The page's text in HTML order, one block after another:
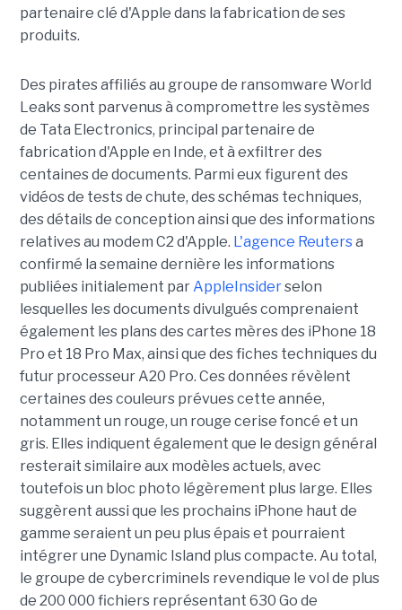
partenaire clé d'Apple dans la fabrication de ses
produits.
Des pirates affiliés au groupe de ransomware World
Leaks sont parvenus à compromettre les systèmes
de Tata Electronics, principal partenaire de
fabrication d'Apple en Inde, et à exfiltrer des
centaines de documents. Parmi eux figurent des
vidéos de tests de chute, des schémas techniques,
des détails de conception ainsi que des informations
relatives au modem C2 d'Apple. L'agence Reutersa
confirmé la semaine dernière les informations
publiées initialement parAppleInsiderselon
lesquelles les documents divulgués comprenaient
également les plans des cartes mères des iPhone 18
Pro et 18 Pro Max, ainsi que des fiches techniques du
futur processeur A20 Pro. Ces données révèlent
certaines des couleurs prévues cette année,
notamment un rouge, un rouge cerise foncé et un
gris. Elles indiquent également que le design général
resterait similaire aux modèles actuels, avec
toutefois un bloc photo légèrement plus large. Elles
suggèrent aussi que les prochains iPhone haut de
gamme seraient un peu plus épais et pourraient
intégrer une Dynamic Island plus compacte. Au total,
le groupe de cybercriminels revendique le vol de plus
de 200 000 fichiers représentant 630 Go de